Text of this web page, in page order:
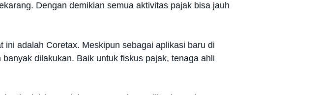
Dengan demikian semua aktivitas pajak bisa jauh
adalah Coretax. Meskipun sebagai aplikasi baru di
dilakukan. Baik untuk fiskus pajak, tenaga ahli